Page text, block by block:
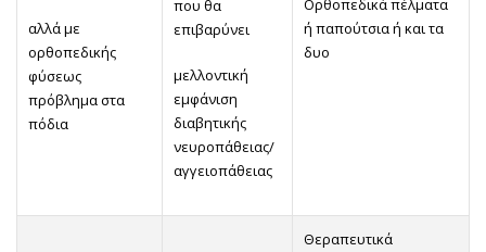
αλλά με
ορθοπεδικής
φύσεως
πρόβλημα στα
πόδια
που θα
επιβαρύνει
μελλοντική
εμφάνιση
διαβητικής
νευροπάθειας/
αγγειοπάθειας
Ορθοπεδικά πέλματα
ή παπούτσια ή και τα
δυο
Θεραπευτικά